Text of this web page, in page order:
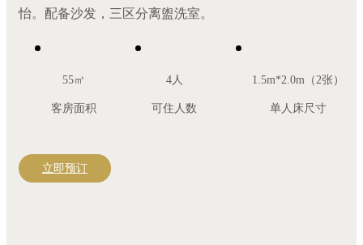
怡。配备沙发，三区分离盥洗室。
55㎡
客房面积
4人
可住人数
1.5m*2.0m（2张）
单人床尺寸
立即预订